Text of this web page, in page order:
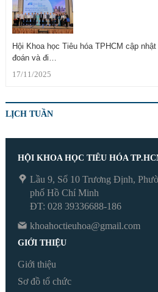
Hội Khoa học Tiêu hóa TPHCM cập
đoán và đi…
17/11/2025
LỊCH TUẦN
HỘI KHOA HỌC TIÊU HÓA
Lầu 9, Số 10 Trương Định,
phố Hồ Chí Minh
ĐT: 028 39336688-186
khoahoctieuhoa@gmail.com
GIỚI THIỆU
Giới thiệu
Sơ đồ tổ chức